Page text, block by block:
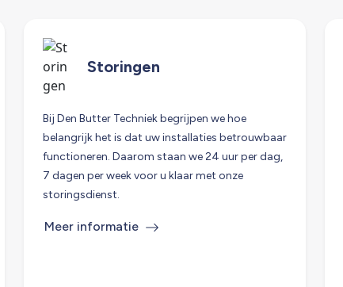
Storingen
Bij Den Butter Techniek begrijpen we hoe
belangrijk het is dat uw installaties betrouwbaar
functioneren. Daarom staan we 24 uur per dag,
7 dagen per week voor u klaar met onze
storingsdienst.
Meer informatie